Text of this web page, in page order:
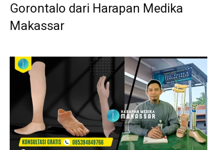
Gorontalo dari Harapan Medika
Makassar